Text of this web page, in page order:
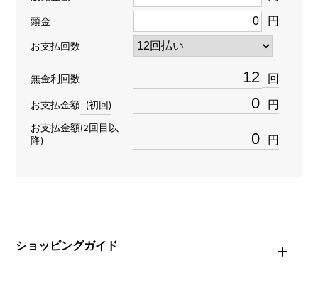
型番
400-MATZ44RR
タイプ
メンズ
ブレスサイズ
自動巻き
頭金 円
お支払回数
無金利回数 回
お支払金額 (初回) 円
お支払金額(2回目以
降)
円
ショッピングガイド